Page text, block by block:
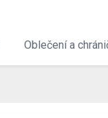
Oblečení a